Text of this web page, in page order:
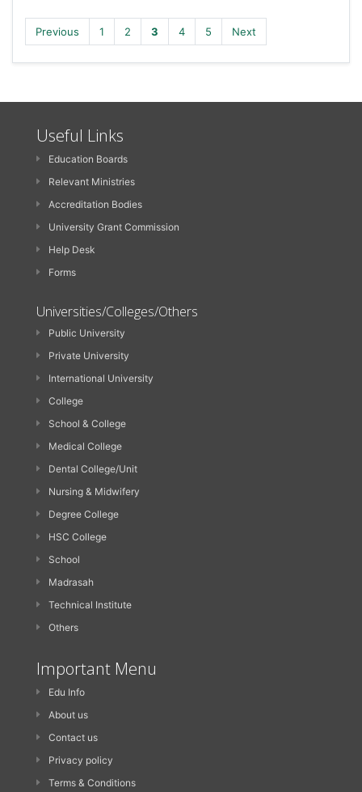
Previous 1 2 3 4 5 Next
Useful Links
Education Boards
Relevant Ministries
Accreditation Bodies
University Grant Commission
Help Desk
Forms
Universities/Colleges/Others
Public University
Private University
International University
College
School & College
Medical College
Dental College/Unit
Nursing & Midwifery
Degree College
HSC College
School
Madrasah
Technical Institute
Others
Important Menu
Edu Info
About us
Contact us
Privacy policy
Terms & Conditions